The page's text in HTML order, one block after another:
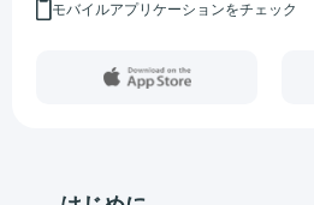
モバイルアプリケーションをチェック